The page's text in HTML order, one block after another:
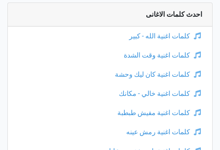
احدث كلمات الاغانى
كلمات اغنية الله - كبير
كلمات اغنية وقت الشدة
كلمات اغنية كان ليك وحشة
كلمات اغنية خالي - مكانك
كلمات اغنية مفيش طبطبة
كلمات اغنية رمش عينه